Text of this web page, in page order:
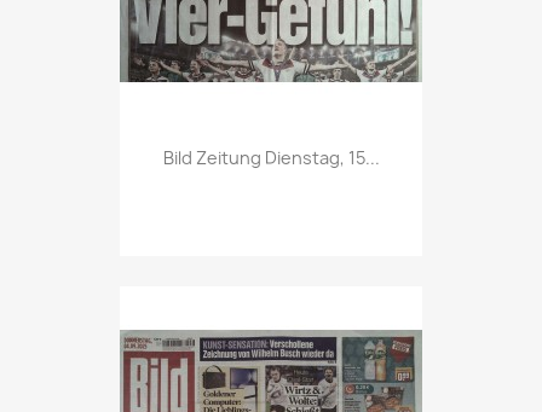
Vorschau
Bild Zeitung Dienstag, 15...